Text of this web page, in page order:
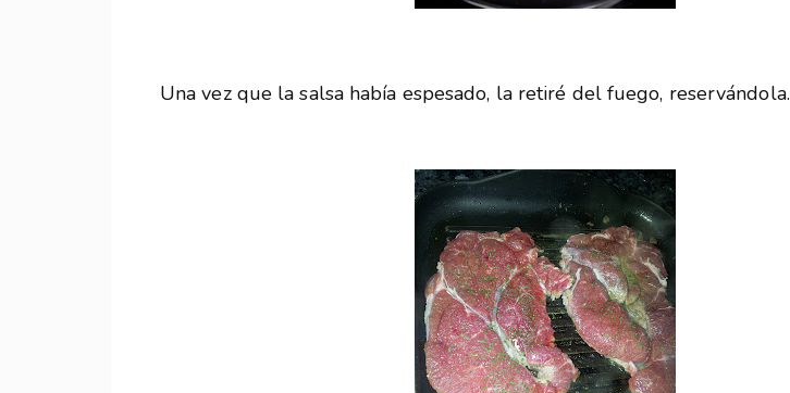
Una vez que la salsa había espesado, la retiré del fuego, reservándola.